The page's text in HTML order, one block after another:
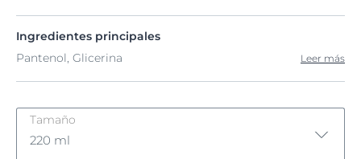
Ingredientes principales
Pantenol, Glicerina
Leer más
Tamaño
220 ml